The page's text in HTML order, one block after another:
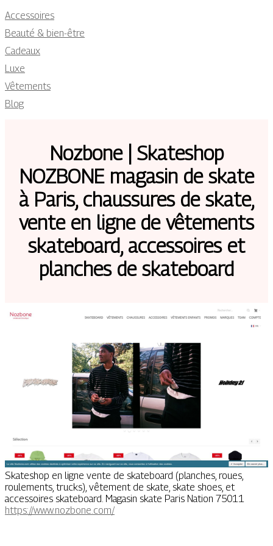
Accessoires
Beauté & bien-être
Cadeaux
Luxe
Vêtements
Blog
Nozbone | Skateshop
NOZBONE magasin de skate
à Paris, chaussures de skate,
vente en ligne de vêtements
skateboard, accessoires et
planches de skateboard
Skateshop en ligne vente de skateboard (planches, roues,
roulements, trucks), vêtement de skate, skate shoes, et
accessoires skateboard. Magasin skate Paris Nation 75011
https://www.nozbone.com/